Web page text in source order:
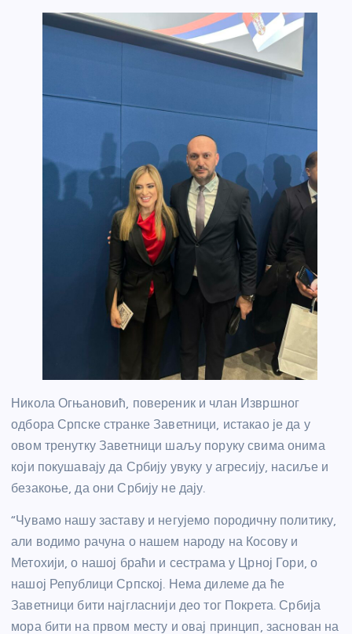
Никола Огњановић, повереник и члан Извршног
одбора Српске странке Заветници, истакао је да у
овом тренутку Заветници шаљу поруку свима онима
који покушавају да Србију увуку у агресију, насиље и
безакоње, да они Србију не дају.
“Чувамо нашу заставу и негујемо породичну политику,
али водимо рачуна о нашем народу на Косову и
Метохији, о нашој браћи и сестрама у Црној Гори, о
нашој Републици Српској. Нема дилеме да ће
Заветници бити најгласнији део тог Покрета. Србија
мора бити на првом месту и овај принцип, заснован на